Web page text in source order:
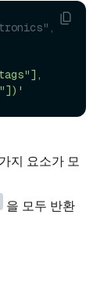
지 요소가 모
을 모두 반환